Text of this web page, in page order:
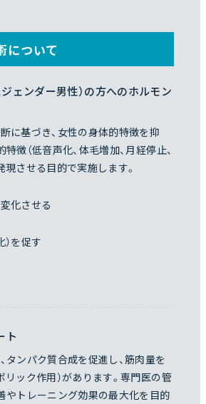
について
ェンダー男性）の方へのホルモン
に基づき、女性の身体的特徴を抑
徴（低音声化、体毛増加、月経停止、
現させる目的で実施します。
化させる
）を促す
ト
タンパク質合成を促進し、筋肉量を
リック作用）があります。専門医の管
やトレーニング効果の最大化を目的